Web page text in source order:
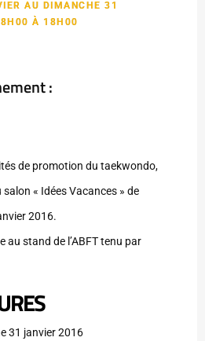
AU DIMANCHE 31
À 18H00
:
de promotion du taekwondo,
salon « Idées Vacances » de
2016.
au stand de l’ABFT tenu par
31 janvier 2016